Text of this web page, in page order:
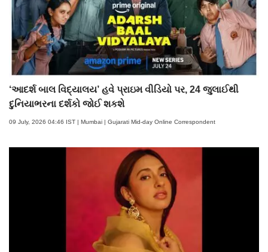
‘આદર્શ બાલ વિદ્યાલય’ હવે પ્રાઇમ વીડિયો પર, 24 જુલાઈથી
દુનિયાભરના દર્શકો જોઈ શકશે
09 July, 2026 04:46 IST | Mumbai | Gujarati Mid-day Online Correspondent